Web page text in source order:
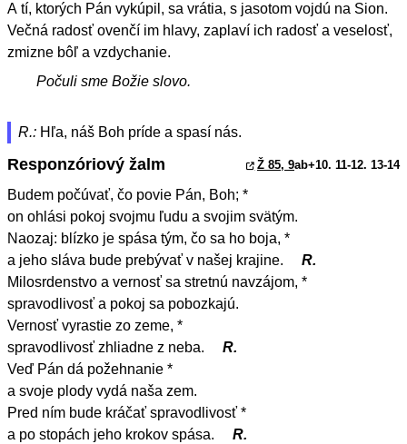
A tí, ktorých Pán vykúpil, sa vrátia, s jasotom vojdú na Sion.
Večná radosť ovenčí im hlavy, zaplaví ich radosť a veselosť,
zmizne bôľ a vzdychanie.
Počuli sme Božie slovo.
R.: Hľa, náš Boh príde a spasí nás.
Responzóriový žalm Ž 85, 9ab+10. 11-12. 13-14
Budem počúvať, čo povie Pán, Boh; *
on ohlási pokoj svojmu ľudu a svojim svätým.
Naozaj: blízko je spása tým, čo sa ho boja, *
a jeho sláva bude prebývať v našej krajine.
R.
Milosrdenstvo a vernosť sa stretnú navzájom, *
spravodlivosť a pokoj sa pobozkajú.
Vernosť vyrastie zo zeme, *
spravodlivosť zhliadne z neba.
R.
Veď Pán dá požehnanie *
a svoje plody vydá naša zem.
Pred ním bude kráčať spravodlivosť *
a po stopách jeho krokov spása.
R.